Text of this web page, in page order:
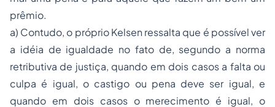
prêmio.
a) Contudo, o próprio Kelsen ressalta que é possível ver
a idéia de igualdade no fato de, segundo a norma
retributiva de justiça, quando em dois casos a falta ou
culpa é igual, o castigo ou pena deve ser igual, e
quando em dois casos o merecimento é igual, o